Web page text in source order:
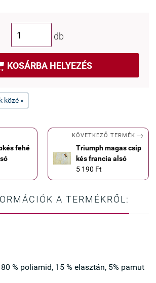
db
KOSÁRBA HELYEZÉS
közé »
fehé
KÖVETKEZŐ TERMÉK 
Triumph magas csip
kés francia alsó
5 190 Ft
A TERMÉKRŐL:
80 % poliamid, 15 % elasztán, 5% pamut